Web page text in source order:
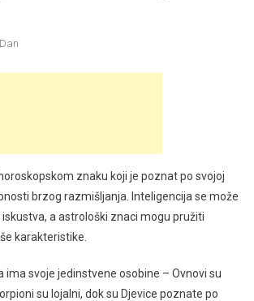
Dan
znaku koji je poznat po svojoj
brzog razmišljanja. Inteligencija se može
a astrološki znaci mogu pružiti
karakteristike.
ima svoje jedinstvene osobine – Ovnovi su
su lojalni, dok su Djevice poznate po